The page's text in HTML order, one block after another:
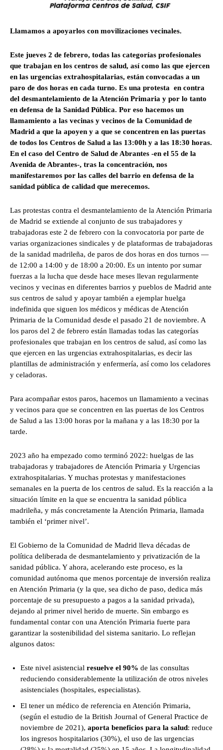
Llamamos a apoyarlos con movilizaciones vecinales.
Este jueves 2 de febrero, todas las categorías profesionales
que trabajan en los centros de salud, así como las que ejercen
en las urgencias extrahospitalarias, están convocadas a un
paro de dos horas en cada turno. Es una protesta en contra
del desmantelamiento de la Atención Primaria y por lo tanto
en defensa de la Sanidad Pública. Por eso hacemos un
llamamiento a las vecinas y vecinos de la Comunidad de
Madrid a que la apoyen y a que se concentren en las puertas
de todos los Centros de Salud a las 13:00h y a las 18:30 horas.
En el caso del Centro de Salud de Abrantes -en el 55 de la
Avenida de Abrantes-, tras la concentración, nos
manifestaremos por las calles del barrio en defensa de la
sanidad pública de calidad que merecemos.
Las protestas contra el desmantelamiento de la Atención Primaria
de Madrid se extiende al conjunto de sus trabajadores y
trabajadoras este 2 de febrero con la convocatoria por parte de
varias organizaciones sindicales y de plataformas de trabajadoras
de la sanidad madrileña, de paros de dos horas en dos turnos —
de 12:00 a 14:00 y de 18:00 a 20:00. Es un intento por sumar
fuerzas a la lucha que desde hace meses llevan regularmente
vecinos y vecinas en diferentes barrios y pueblos de Madrid ante
sus centros de salud y apoyar también a ejemplar huelga
indefinida que siguen los médicos y médicas de Atención
Primaria de la Comunidad desde el pasado 21 de noviembre. A
los paros del 2 de febrero están llamadas todas las categorías
profesionales que trabajan en los centros de salud, así como las
que ejercen en las urgencias extrahospitalarias, es decir las
plantillas de administración y enfermería, así como los celadores
y celadoras.
Para acompañar estos paros, hacemos un llamamiento a vecinas
y vecinos para que se concentren en las puertas de los Centros
de Salud a las 13:00 horas por la mañana y a las 18:30 por la
tarde.
2023 año ha empezado como terminó 2022: huelgas de las
trabajadoras y trabajadores de Atención Primaria y Urgencias
extrahospitalarias. Y muchas protestas y manifestaciones
semanales en la puerta de los centros de salud. Es la reacción a la
situación límite en la que se encuentra la sanidad pública
madrileña, y más concretamente la Atención Primaria, llamada
también el ‘primer nivel’.
El Gobierno de la Comunidad de Madrid lleva décadas de
política deliberada de desmantelamiento y privatización de la
sanidad pública. Y ahora, acelerando este proceso, es la
comunidad autónoma que menos porcentaje de inversión realiza
en Atención Primaria (y la que, sea dicho de paso, dedica más
porcentaje de su presupuesto a pagos a la sanidad privada),
dejando al primer nivel herido de muerte. Sin embargo es
fundamental contar con una Atención Primaria fuerte para
garantizar la sostenibilidad del sistema sanitario. Lo reflejan
algunos datos:
Este nivel asistencial resuelve el 90% de las consultas
reduciendo considerablemente la utilización de otros niveles
asistenciales (hospitales, especialistas).
El tener un médico de referencia en Atención Primaria,
(según el estudio de la British Journal of General Practice de
noviembre de 2021), aporta beneficios para la salud: reduce
los ingresos hospitalarios (30%), el uso de las urgencias